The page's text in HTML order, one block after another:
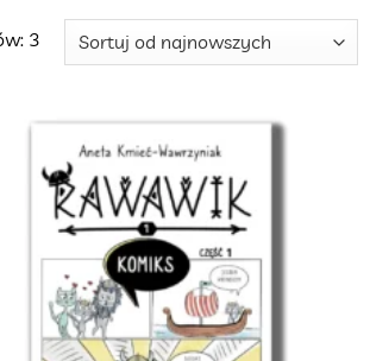
3Posortowane
według